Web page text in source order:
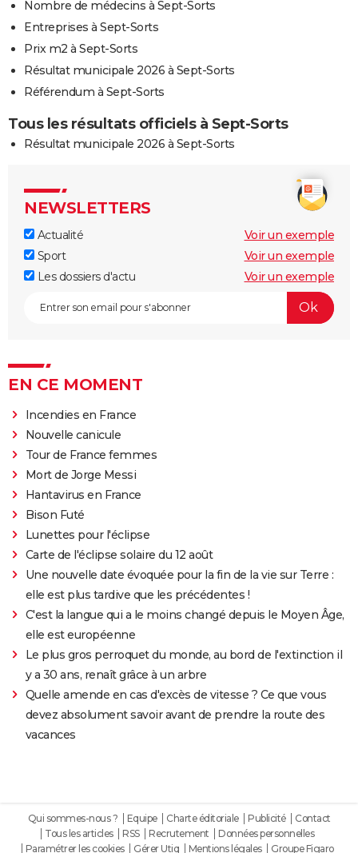
Nombre de médecins à Sept-Sorts
Entreprises à Sept-Sorts
Prix m2 à Sept-Sorts
Résultat municipale 2026 à Sept-Sorts
Référendum à Sept-Sorts
Tous les résultats officiels à Sept-Sorts
Résultat municipale 2026 à Sept-Sorts
NEWSLETTERS
Actualité
Voir un exemple
Sport
Voir un exemple
Les dossiers d'actu
Voir un exemple
EN CE MOMENT
Incendies en France
Nouvelle canicule
Tour de France femmes
Mort de Jorge Messi
Hantavirus en France
Bison Futé
Lunettes pour l'éclipse
Carte de l'éclipse solaire du 12 août
Une nouvelle date évoquée pour la fin de la vie sur Terre :
elle est plus tardive que les précédentes !
C'est la langue qui a le moins changé depuis le Moyen Âge,
elle est européenne
Le plus gros perroquet du monde, au bord de l'extinction il
y a 30 ans, renaît grâce à un arbre
Quelle amende en cas d'excès de vitesse ? Ce que vous
devez absolument savoir avant de prendre la route des
vacances
Qui sommes-nous ? Equipe Charte éditoriale Publicité
Contact
Tous les articles
RSS Recrutement
Données personnelles
Paramétrer les cookies
Gérer Utiq Mentions légales Groupe Figaro